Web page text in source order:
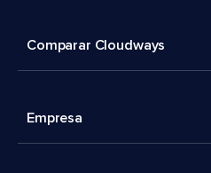
Comparar Cloudways
Empresa